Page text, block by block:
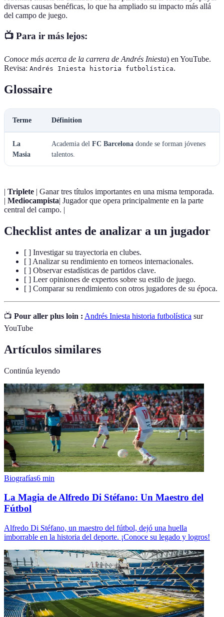
diversas causas benéficas, lo que ha ampliado su impacto más allá
del campo de juego.
📺 Para ir más lejos:
Conoce más acerca de la carrera de Andrés Iniesta) en YouTube.
Revisa: Andrés Iniesta historia futbolística.
Glossaire
Terme Définition
La
Masia
Academia del FC Barcelona donde se forman jóvenes
talentos.
| Triplete | Ganar tres títulos importantes en una misma temporada.
| Mediocampista| Jugador que opera principalmente en la parte
central del campo. |
Checklist antes de analizar a un jugador
[ ] Investigar su trayectoria en clubes.
[ ] Analizar su rendimiento en torneos internacionales.
[ ] Observar estadísticas de partidos clave.
[ ] Leer opiniones de expertos sobre su estilo de juego.
[ ] Comparar su rendimiento con otros jugadores de su época.
📺 Pour aller plus loin : Andrés Iniesta historia futbolística sur
YouTube
Artículos similares
Continúa leyendo
Biografías6 min
La Magia de Alfredo Di Stéfano: Un Maestro del
Fútbol
Alfredo Di Stéfano, un maestro del fútbol, dejó una huella
imborrable en la historia del deporte. ¡Conoce su legado y logros!